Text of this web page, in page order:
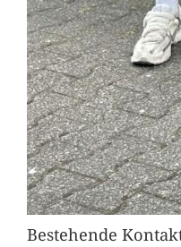
Bestehende